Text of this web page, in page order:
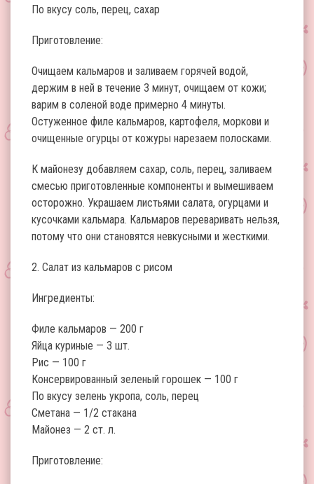
По вкусу соль, перец, сахар
Приготовление:
Очищаем кальмаров и заливаем горячей водой,
держим в ней в течение 3 минут, очищаем от кожи;
варим в соленой воде примерно 4 минуты.
Остуженное филе кальмаров, картофеля, моркови и
очищенные огурцы от кожуры нарезаем полосками.
К майонезу добавляем сахар, соль, перец, заливаем
смесью приготовленные компоненты и вымешиваем
осторожно. Украшаем листьями салата, огурцами и
кусочками кальмара. Кальмаров переваривать нельзя,
потому что они становятся невкусными и жесткими.
2. Салат из кальмаров с рисом
Ингредиенты:
Филе кальмаров — 200 г
Яйца куриные — 3 шт.
Рис — 100 г
Консервированный зеленый горошек — 100 г
По вкусу зелень укропа, соль, перец
Сметана — 1/2 стакана
Майонез — 2 ст. л.
Приготовление: